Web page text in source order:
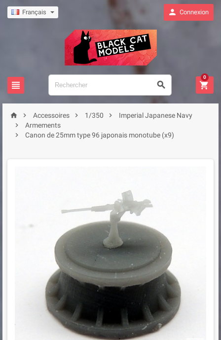
Français  Connexion
  
0
  Accessoires  1/350 
Imperial Japanese Navy

Armements

Canon de 25mm type 96 japonais monotube (x9)